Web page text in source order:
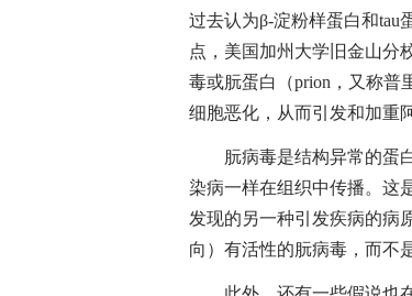
过去认为β-淀粉样蛋白和tau
点，美国加州大学旧金山分
毒或朊蛋白（prion，又称普
细胞恶化，从而引发和加重
朊病毒是结构异常的蛋白
染病一样在组织中传播。这
发现的另一种引发疾病的病
向）有活性的朊病毒，而不